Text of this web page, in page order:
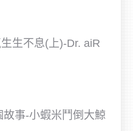
生不息(上)-Dr. aiR
事-小蝦米鬥倒大鯨